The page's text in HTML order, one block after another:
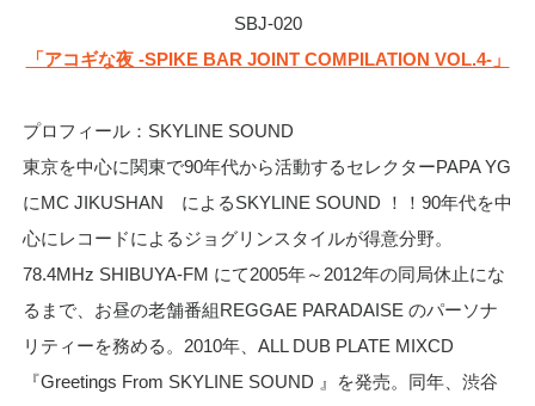
SBJ-020
「アコギな夜 -SPIKE BAR JOINT COMPILATION VOL.4-」
プロフィール：SKYLINE SOUND
東京を中心に関東で90年代から活動するセレクターPAPA YG
にMC JIKUSHAN によるSKYLINE SOUND ！！90年代を中
心にレコードによるジョグリンスタイルが得意分野。
78.4MHz SHIBUYA-FM にて2005年～2012年の同局休止にな
るまで、お昼の老舗番組REGGAE PARADAISE のパーソナ
リティーを務める。2010年、ALL DUB PLATE MIXCD
『Greetings From SKYLINE SOUND 』を発売。同年、渋谷